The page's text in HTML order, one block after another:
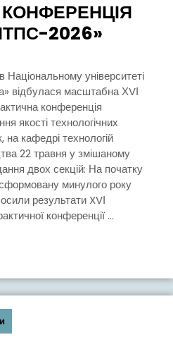
2026»
ТРАВНЯ
відбулася масштабна ХVІ
конференція
якості технологічних
на кафедрі технологій
22 травня у змішаному
двох секцій: На початку
минулого року
результати XVІ
конференції ...